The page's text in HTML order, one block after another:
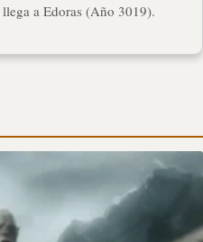
a Edoras (Año 3019).